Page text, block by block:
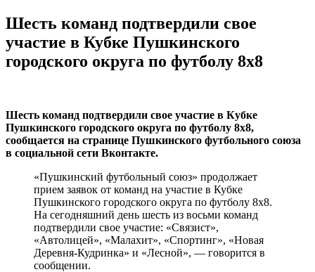
Шесть команд подтвердили свое
участие в Кубке Пушкинского
городского округа по футболу 8х8
Шесть команд подтвердили свое участие в Кубке
Пушкинского городского округа по футболу 8х8,
сообщается на странице Пушкинского футбольного союза
в социальной сети Вконтакте.
«Пушкинский футбольный союз» продолжает
прием заявок от команд на участие в Кубке
Пушкинского городского округа по футболу 8х8.
На сегодняшний день шесть из восьми команд
подтвердили свое участие: «Связист»,
«Автолицей», «Малахит», «Спортинг», «Новая
Деревня-Кудринка» и «Лесной», — говорится в
сообщении.